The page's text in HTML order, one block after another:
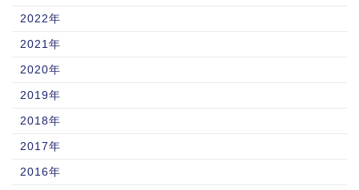
2022年
2021年
2020年
2019年
2018年
2017年
2016年